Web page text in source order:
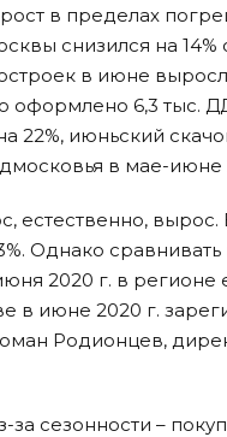
в пределах
снизился на 14%
в июне
оформлено 6,3 тыс.
22%, июньский
в мае-июне
вырос.
Однако
2020 г. в
в июне 2020 г.
Родионцев,
сезонности –